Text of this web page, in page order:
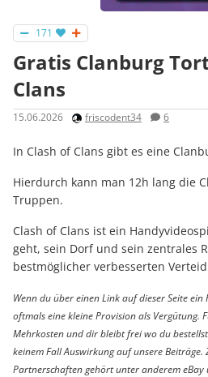
171
Gratis Clanburg
Clans
15.06.2026 friscodent34 6
In Clash of Clans gibt es eine
Hierdurch kann man 12h lang die
Truppen.
Clash of Clans ist ein
geht, sein Dorf und sein zentrales
bestmöglicher verbesserten
Wenn du über einen Link auf dieser Seite
oftmals eine kleine Provision als Vergütung.
Mehrkosten und dir bleibt frei wo du
keinem Fall Auswirkung auf unsere
Partnerschaften gehört unter anderem eBay